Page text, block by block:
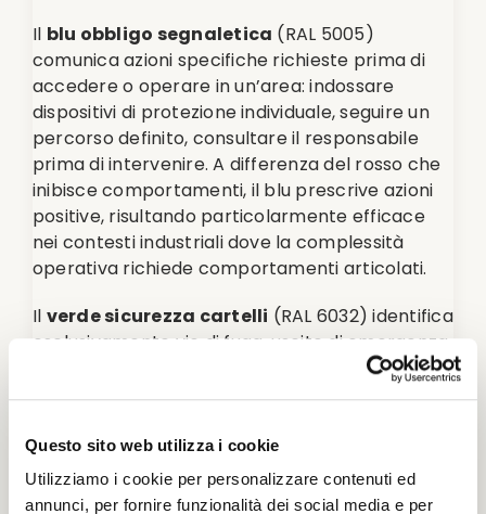
Questo sito web utilizza i cookie
Utilizziamo i cookie per personalizzare contenuti ed
annunci, per fornire funzionalità dei social media e per
Il blu obbligo segnaletica (RAL 5005)
comunica azioni specifiche richieste prima di
accedere o operare in un’area: indossare
dispositivi di protezione individuale, seguire un
percorso definito, consultare il responsabile
prima di intervenire. A differenza del rosso che
inibisce comportamenti, il blu prescrive azioni
positive, risultando particolarmente efficace
nei contesti industriali dove la complessità
operativa richiede comportamenti articolati.
Il verde sicurezza cartelli (RAL 6032) identifica
esclusivamente vie di fuga, uscite di emergenza,
punti di raccolta, postazioni di primo soccorso e
docce di emergenza. Lapsicologia colori
“verde = sicurezza” per guidare istintivamente il
personale verso luoghi protetti durante le
emergenze.